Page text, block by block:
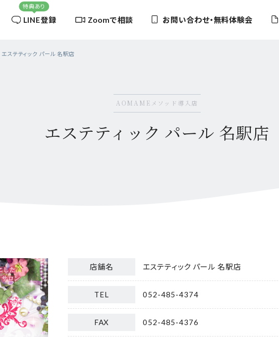
LINE登録 Zoomで相談 お問い合わせ・無料体験会
エステティック パール 名駅店
AOMAMEメソッド導入店
エステティック パール 名駅店
店舗名 エステティック パール 名駅店
TEL 052-485-4374
FAX 052-485-4376